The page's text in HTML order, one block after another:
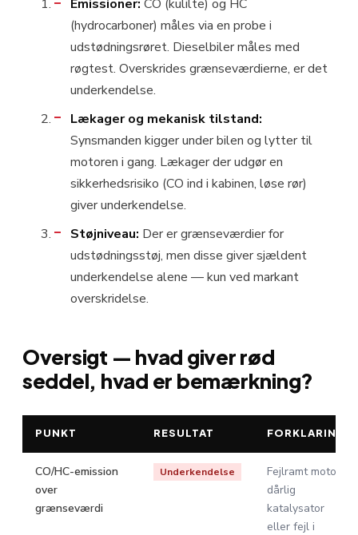
Emissioner: CO (kulilte) og HC
(hydrocarboner) måles via en probe i
udstødningsrøret. Dieselbiler måles med
røgtest. Overskrides grænseværdierne, er det
underkendelse.
Lækager og mekanisk tilstand:
Synsmanden kigger under bilen og lytter til
motoren i gang. Lækager der udgør en
sikkerhedsrisiko (CO ind i kabinen, løse rør)
giver underkendelse.
Støjniveau: Der er grænseværdier for
udstødningsstøj, men disse giver sjældent
underkendelse alene — kun ved markant
overskridelse.
Oversigt — hvad giver rød
seddel, hvad er bemærkning?
PUNKT RESULTAT FORKLARING
CO/HC-emission
over
grænseværdi
Underkendelse
Fejlramt motor,
dårlig
katalysator
eller fejl i